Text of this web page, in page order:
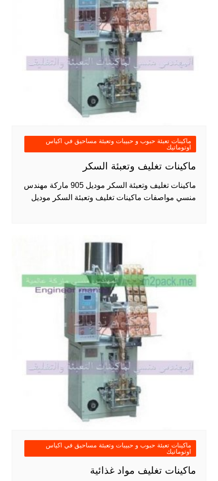
ماكينات تعبئة حبوب و حبيبات وتعبئة مساحيق في اكياس
اوتوماتيك
ماكينات تغليف وتعبئة السكر
ماكينات تغليف وتعبئة السكر موديل 905 ماركة مهندس
منسي مواصفات ماكينات تغليف وتعبئة السكر موديل
ماكينات تعبئة حبوب و حبيبات وتعبئة مساحيق في اكياس
اوتوماتيك
ماكينات تغليف مواد غذائية